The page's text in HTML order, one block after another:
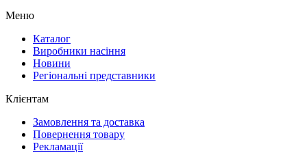
Меню
Каталог
Виробники насіння
Новини
Регіональні представники
Клієнтам
Замовлення та доставка
Повернення товару
Рекламації